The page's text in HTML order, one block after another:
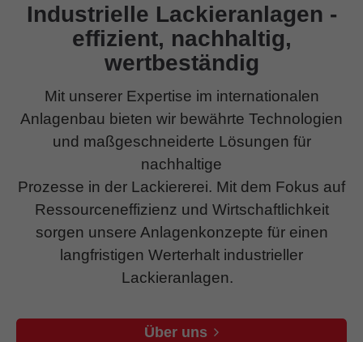
Industrielle Lackieranlagen -
effizient, nachhaltig,
wertbeständig
Mit unserer Expertise im internationalen
Anlagenbau bieten wir bewährte Technologien
und maßgeschneiderte Lösungen für
nachhaltige
Prozesse in der Lackiererei. Mit dem Fokus auf
Ressourceneffizienz und Wirtschaftlichkeit
sorgen unsere Anlagenkonzepte für einen
langfristigen Werterhalt industrieller
Lackieranlagen.
Über uns